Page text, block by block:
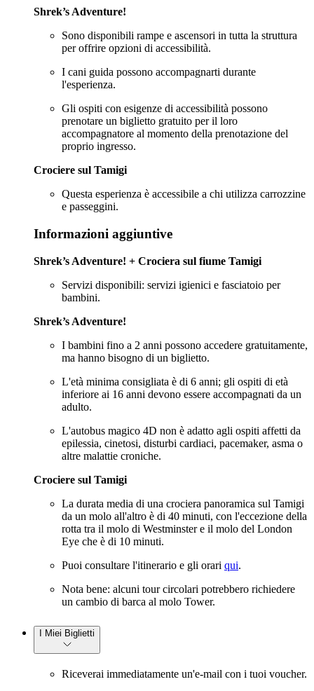
Shrek’s Adventure!
Sono disponibili rampe e ascensori in tutta la struttura
per offrire opzioni di accessibilità.
I cani guida possono accompagnarti durante
l'esperienza.
Gli ospiti con esigenze di accessibilità possono
prenotare un biglietto gratuito per il loro
accompagnatore al momento della prenotazione del
proprio ingresso.
Crociere sul Tamigi
Questa esperienza è accessibile a chi utilizza carrozzine
e passeggini.
Informazioni aggiuntive
Shrek’s Adventure! + Crociera sul fiume Tamigi
Servizi disponibili: servizi igienici e fasciatoio per
bambini.
Shrek’s Adventure!
I bambini fino a 2 anni possono accedere gratuitamente,
ma hanno bisogno di un biglietto.
L'età minima consigliata è di 6 anni; gli ospiti di età
inferiore ai 16 anni devono essere accompagnati da un
adulto.
L'autobus magico 4D non è adatto agli ospiti affetti da
epilessia, cinetosi, disturbi cardiaci, pacemaker, asma o
altre malattie croniche.
Crociere sul Tamigi
La durata media di una crociera panoramica sul Tamigi
da un molo all'altro è di 40 minuti, con l'eccezione della
rotta tra il molo di Westminster e il molo del London
Eye che è di 10 minuti.
Puoi consultare l'itinerario e gli orari qui.
Nota bene: alcuni tour circolari potrebbero richiedere
un cambio di barca al molo Tower.
I Miei Biglietti
Riceverai immediatamente un'e-mail con i tuoi voucher.